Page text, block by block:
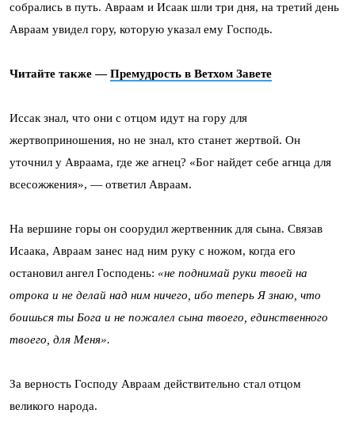
собрались в путь. Авраам и Исаак шли три дня, на третий день
Авраам увидел гору, которую указал ему Господь.
Читайте также —Премудрость в Ветхом Завете
Иссак знал, что они с отцом идут на гору для
жертвоприношения, но не знал, кто станет жертвой. Он
уточнил у Авраама, где же агнец? «Бог найдет себе агнца для
всесожжения», — ответил Авраам.
На вершине горы он соорудил жертвенник для сына. Связав
Исаака, Авраам занес над ним руку с ножом, когда его
остановил ангел Господень: «не поднимай руки твоей на
отрока и не делай над ним ничего, ибо теперь Я знаю, что
боишься ты Бога и не пожалел сына твоего, единственного
твоего, для Меня».
За верность Господу Авраам действительно стал отцом
великого народа.